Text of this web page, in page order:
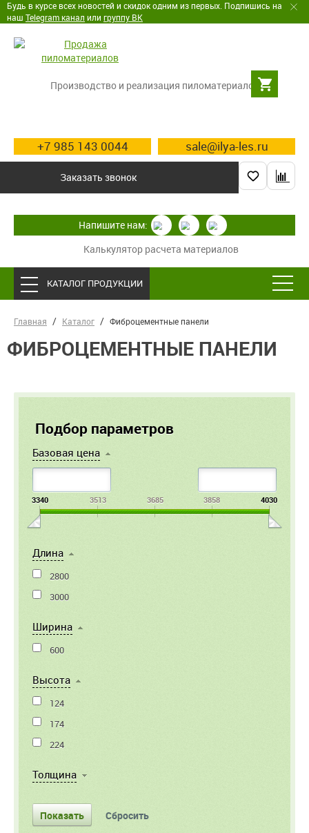
Будь в курсе всех новостей и скидок одним из первых. Подпишись на
наш Telegram канал или группу ВК
Производство и реализация пиломатериалов
+7 985 143 0044 sale@ilya-les.ru
Заказать звонок
Калькулятор расчета материалов
Напишите нам:
КАТАЛОГ ПРОДУКЦИИ
Главная Каталог Фиброцементные панели
ФИБРОЦЕМЕНТНЫЕ ПАНЕЛИ
Подбор параметров
Базовая цена
3340 3513 3685 3858 4030
Длина
2800
3000
Ширина
600
Высота
124
174
224
Толщина